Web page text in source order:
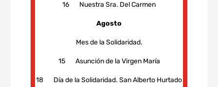
16 Nuestra Sra. Del Carmen
Agosto
Mes de la Solidaridad.
15 Asunción de la Virgen María
18 Día de la Solidaridad. San Alberto Hurtado